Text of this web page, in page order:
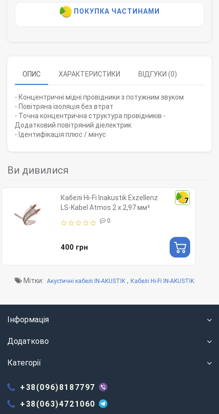
ПОКУПКА ЧАСТИНАМИ
ОПИС ХАРАКТЕРИСТИКИ ВІДГУКИ (0)
- Концентричні мідні провідники з потужним звуком
- Повітряна ізоляція без втрат
- Точна концентрична структура провідників -
Додатковий повітряний діелектрик
- Ідентифікація плюс / мінус
Ви дивилися
7
Кабелі Hi-Fi Inakustik Exzellenz
LS-Kabel Atmos 2 x 2,97 мм²
0
400 грн
Мітки: Акустичні кабелі IN-AKUSTIK , Кабелі Hi-Fi IN-AKUSTIK
Інформація
Додатково
Категорії
+38(096)8187797
+38(063)4721060